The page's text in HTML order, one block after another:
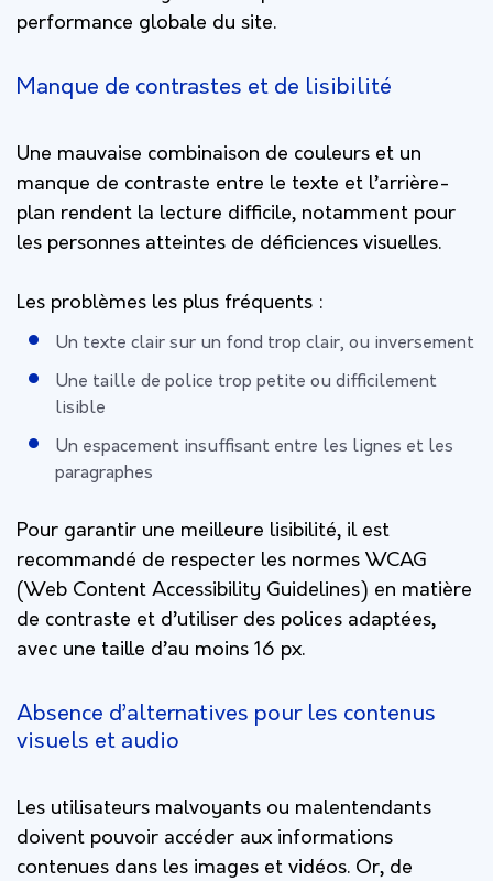
performance globale du site.
Manque de contrastes et de lisibilité
Une mauvaise combinaison de couleurs et un
manque de contraste entre le texte et l’arrière-
plan rendent la lecture difficile, notamment pour
les personnes atteintes de déficiences visuelles.
Les problèmes les plus fréquents :
Un texte clair sur un fond trop clair, ou inversement
Une taille de police trop petite ou difficilement
lisible
Un espacement insuffisant entre les lignes et les
paragraphes
Pour garantir une meilleure lisibilité, il est
recommandé de respecter les normes WCAG
(Web Content Accessibility Guidelines) en matière
de contraste et d’utiliser des polices adaptées,
avec une taille d’au moins 16 px.
Absence d’alternatives pour les contenus
visuels et audio
Les utilisateurs malvoyants ou malentendants
doivent pouvoir accéder aux informations
contenues dans les images et vidéos. Or, de